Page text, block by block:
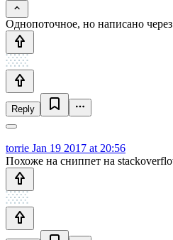
Однопоточное, но написано
Reply
torrie Jan 19 2017 at 20:56
Похоже на сниппет на